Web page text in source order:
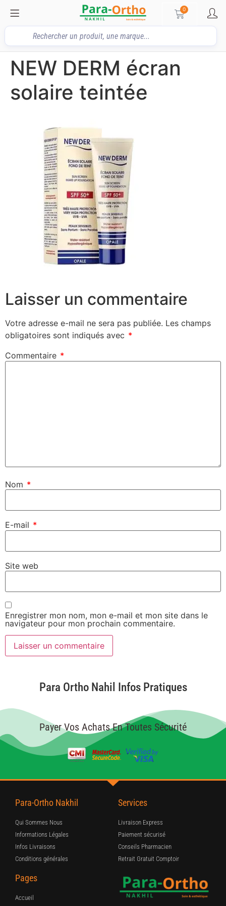
0
NEW DERM écran
solaire teintée
Laisser un commentaire
Votre adresse e-mail ne sera pas publiée. Les champs
obligatoires sont indiqués avec *
Commentaire *
Nom *
E-mail *
Site web
Enregistrer mon nom, mon e-mail et mon site dans le
navigateur pour mon prochain commentaire.
Para Ortho Nahil Infos Pratiques
Payer Vos Achats En Toutes Sécurité
Para-Ortho Nakhil
Qui Sommes Nous
Informations Légales
Infos Livraisons
Conditions générales
Services
Livraison Express
Paiement sécurisé
Conseils Pharmacien
Retrait Gratuit Comptoir
Pages
Accueil